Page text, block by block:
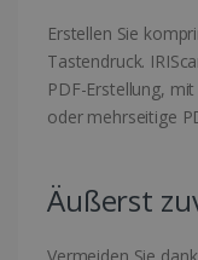
Erstellen Sie
Tastendruck.
PDF-Erstellung,
oder mehrseitige
Äußerst